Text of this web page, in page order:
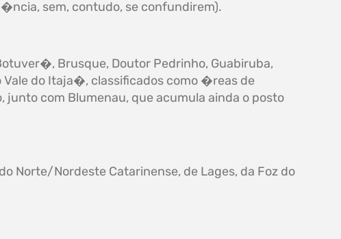
sem, contudo, se confundirem).
Brusque, Doutor Pedrinho, Guabiruba,
Vale do Itaja�, classificados como �reas de
com Blumenau, que acumula ainda o posto
Nordeste Catarinense, de Lages, da Foz do